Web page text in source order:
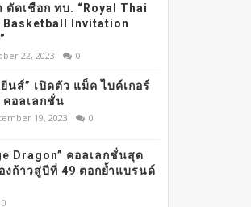
ตัดเชือก ทบ. “Royal Thai
Basketball Invitation
22, 2023 0
นส์” เปิดตัว แม็ค ไบค์เกอร์
คอลเลกชั่น
19, 2023 0
Dragon” คอลเลกชั่นสุด
ก้าวสู่ปีที่ 49 ตอกย้ำแบรนด์
0